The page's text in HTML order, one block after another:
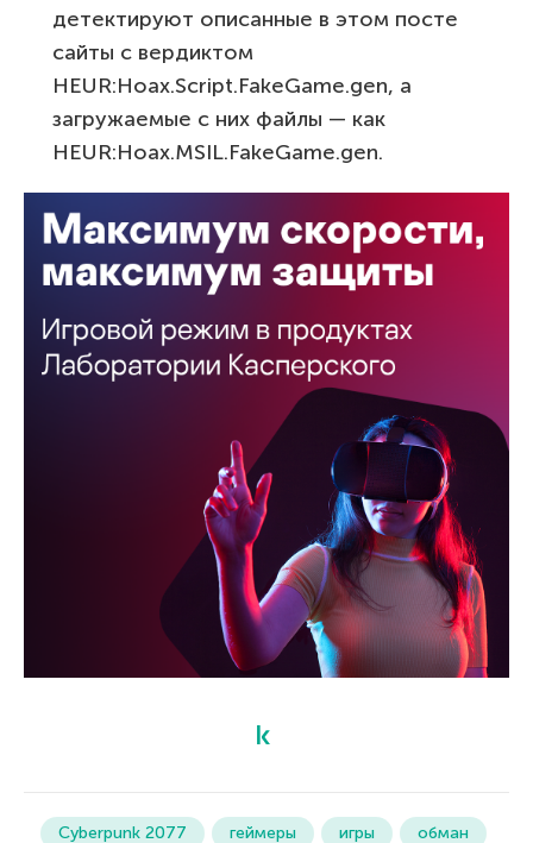
детектируют описанные в этом посте
сайты с вердиктом
HEUR:Hoax.Script.FakeGame.gen, а
загружаемые с них файлы — как
HEUR:Hoax.MSIL.FakeGame.gen.
Cyberpunk 2077 геймеры игры
обман